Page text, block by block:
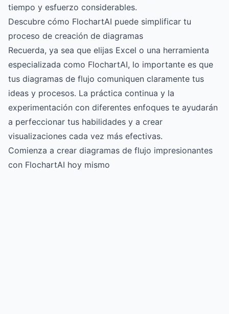
tiempo y esfuerzo considerables.
Descubre cómo FlochartAI puede simplificar tu
proceso de creación de diagramas
Recuerda, ya sea que elijas Excel o una herramienta
especializada como FlochartAI, lo importante es que
tus diagramas de flujo comuniquen claramente tus
ideas y procesos. La práctica continua y la
experimentación con diferentes enfoques te ayudarán
a perfeccionar tus habilidades y a crear
visualizaciones cada vez más efectivas.
Comienza a crear diagramas de flujo impresionantes
con FlochartAI hoy mismo